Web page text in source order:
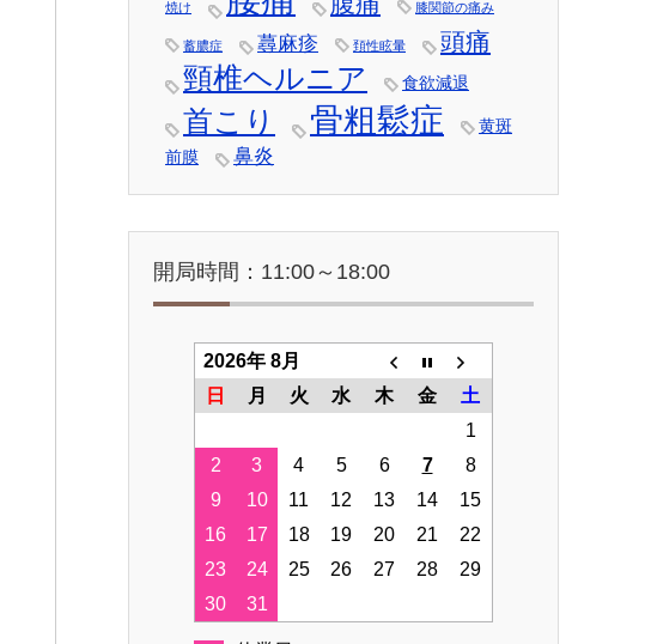
焼け 膝関節の痛み
蓄膿症 蕁麻疹 頚性眩暈 頭痛
頸椎ヘルニア 食欲減退
首こり 骨粗鬆症
黄斑
前膜
鼻炎
開局時間：11:00～18:00
2026年 8月
日
月 火 水 木 金
土
1
2
3 4 5 6 7
8
9
10 11 12 13 14
15
16
17 18 19 20 21
22
23
24 25 26 27 28
29
30
31